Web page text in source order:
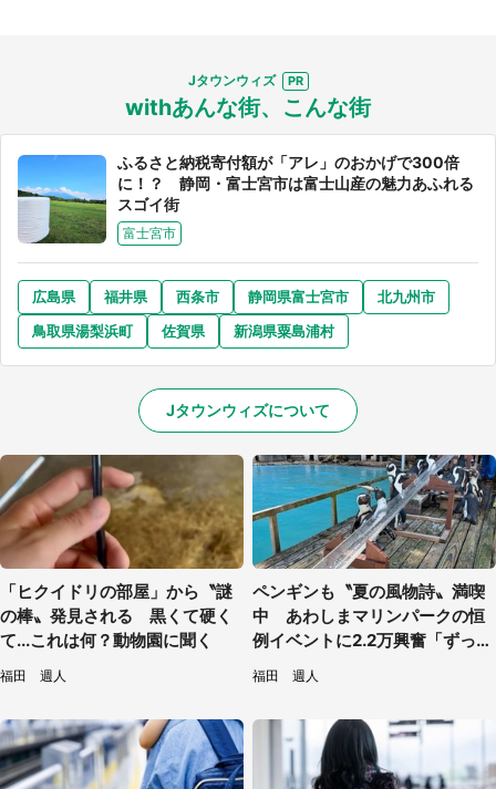
選択する
Jタウンウィズ
withあんな街、こんな街
ふるさと納税寄付額が「アレ」のおかげで300倍
に！？ 静岡・富士宮市は富士山産の魅力あふれる
スゴイ街
富士宮市
広島県 福井県 西条市 静岡県富士宮市
北九州市
鳥取県湯梨浜町
佐賀県 新潟県粟島浦村
Jタウンウィズについて
「ヒクイドリの部屋」から〝謎
の棒〟発見される 黒くて硬く
て...これは何？動物園に聞く
福田 週人
ペンギンも〝夏の風物詩〟満喫
中 あわしまマリンパークの恒
例イベントに2.2万興奮「ずっと
見てたい」
福田 週人